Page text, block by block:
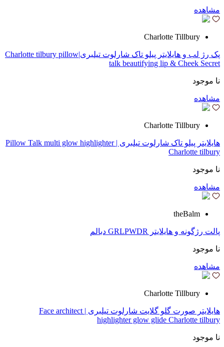
مشاهده
Charlotte Tillbury
پک رژ لب و هایلایتر پیلو تاک شارلوت تیلبری|Charlotte tilbury pillow
talk beautifying lip & Cheek Secret
نا موجود
مشاهده
Charlotte Tillbury
هایلایتر پیلو تاک شارلوت تیلبری | Pillow Talk multi glow highlighter
Charlotte tilbury
نا موجود
مشاهده
theBalm
پالت رژگونه و هایلایتر GRLPWDR دبالم
نا موجود
مشاهده
Charlotte Tillbury
هایلایتر صورت گلو گلایت شارلوت تیلبری | Face architect
highlighter glow glide Charlotte tilbury
نا موجود